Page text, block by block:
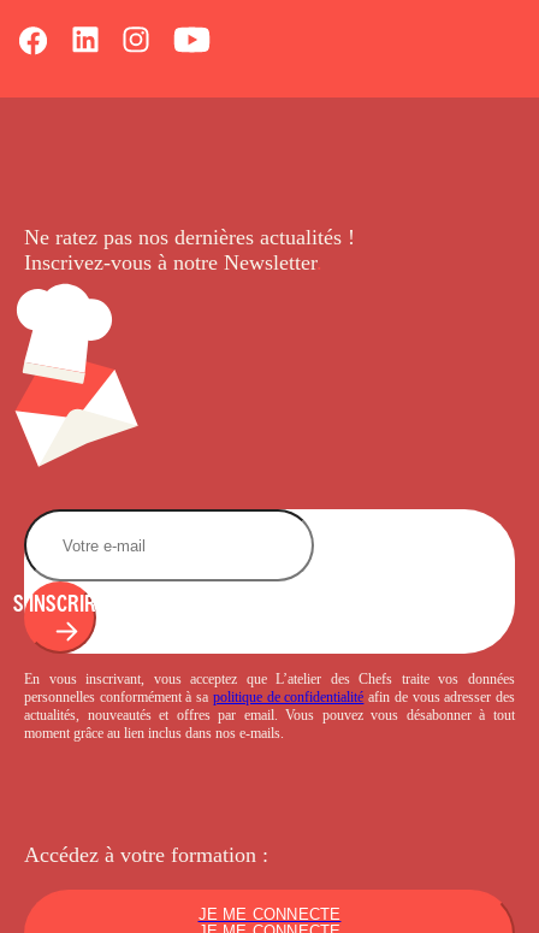
Ne ratez pas nos dernières actualités !
Inscrivez-vous à notre Newsletter.
S'INSCRIRE
En vous inscrivant, vous acceptez que L’atelier des Chefs traite vos données
personnelles conformément à sa politique de confidentialité afin de vous adresser des
actualités, nouveautés et offres par email. Vous pouvez vous désabonner à tout
moment grâce au lien inclus dans nos e-mails.
Accédez à votre formation :
JE ME CONNECTE